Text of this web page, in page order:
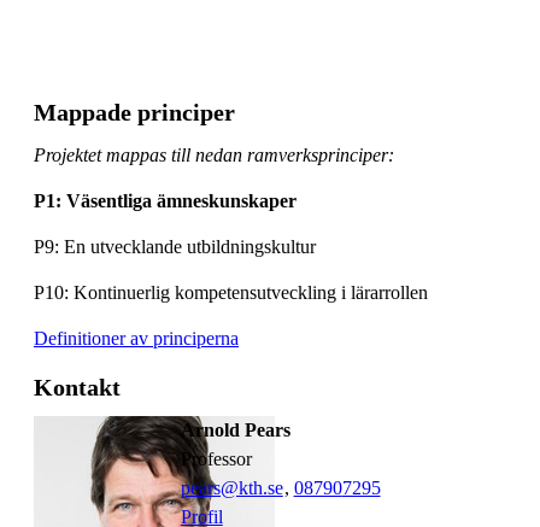
Mappade principer
Projektet mappas till nedan ramverksprinciper:
P1: Väsentliga ämneskunskaper
P9: En utvecklande utbildningskultur​
P10: Kontinuerlig kompetensutveckling i lärarrollen
Definitioner av principerna
Kontakt
Arnold Pears
professor
pears@kth.se, 087907295
Profil